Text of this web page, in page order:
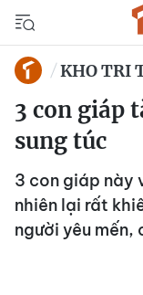
KHO TRI
3 con giáp
sung túc
3 con giáp này
nhiên lại rất
người yêu